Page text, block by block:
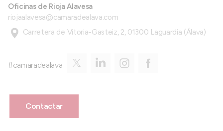
Oficinas de Rioja Alavesa
riojaalavesa@camaradealava.com
Carretera de Vitoria-Gasteiz, 2, 01300 Laguardia (Álava)
#camaradealava
Contactar